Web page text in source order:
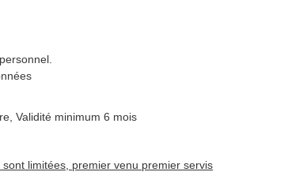
Validité minimum 6 mois
sont limitées, premier venu premier servis